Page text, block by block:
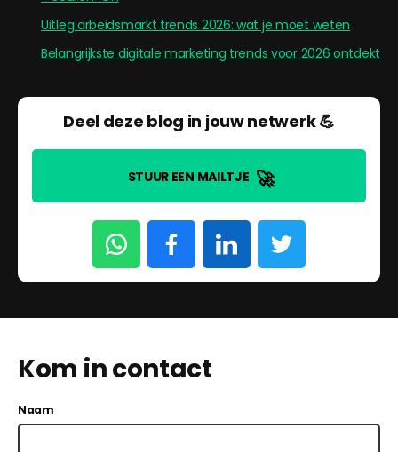
Uitleg arbeidsmarkt trends 2026: wat je moet weten
Belangrijkste digitale marketing trends voor 2026 ontdekt
Deel deze blog in jouw netwerk 💪
STUUR EEN MAILTJE 🚀
Kom in contact
Naam